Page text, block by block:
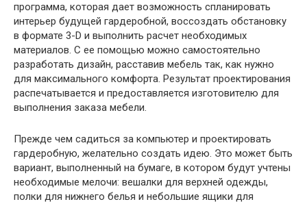
программа, которая дает возможность спланировать
интерьер будущей гардеробной, воссоздать обстановку
в формате 3-D и выполнить расчет необходимых
материалов. С ее помощью можно самостоятельно
разработать дизайн, расставив мебель так, как нужно
для максимального комфорта. Результат проектирования
распечатывается и предоставляется изготовителю для
выполнения заказа мебели.
Прежде чем садиться за компьютер и проектировать
гардеробную, желательно создать идею. Это может быть
вариант, выполненный на бумаге, в котором будут учтены
необходимые мелочи: вешалки для верхней одежды,
полки для нижнего белья и небольшие ящики для